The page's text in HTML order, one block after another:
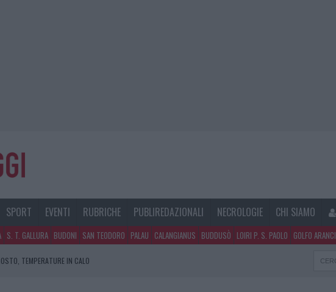
SPORT EVENTI RUBRICHE PUBLIREDAZIONALI NECROLOGIE CHI SIAMO
S. T. GALLURA BUDONI SAN TEODORO PALAU CALANGIANUS BUDDUSÒ LOIRI P. S. PAOLO GOLFO ARANCI
TEMPERATURE IN CALO